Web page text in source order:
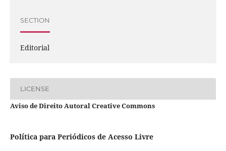
SECTION
Editorial
LICENSE
Aviso de Direito Autoral Creative Commons
Política para Periódicos de Acesso Livre